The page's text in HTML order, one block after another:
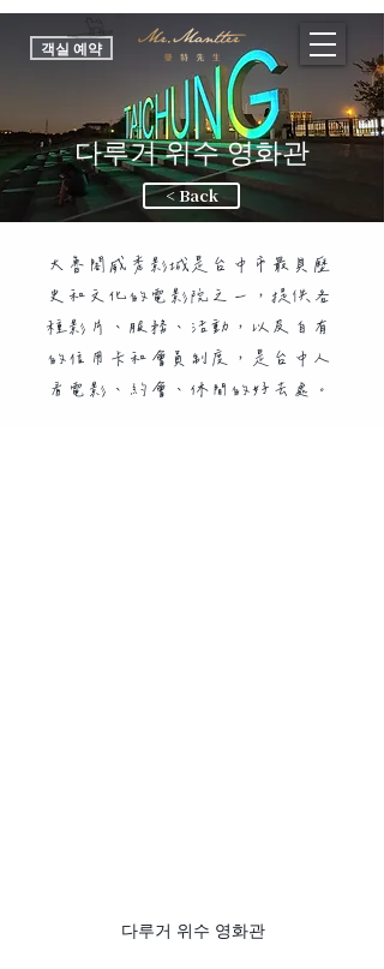
객실 예약
다루거 위수 영화관
< Back
大魯閣威秀影城是台中市最具歷
史和文化的電影院之一，提供各
種影片、服務、活動，以及自有
的信用卡和會員制度，是台中人
看電影、約會、休閒的好去處。
다루거 위수 영화관